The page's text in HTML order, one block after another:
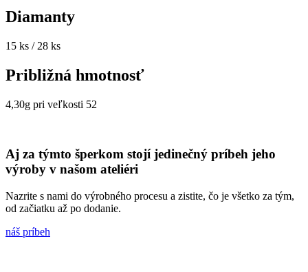
Diamanty
15 ks / 28 ks
Približná hmotnosť
4,30g pri veľkosti 52
Aj za týmto šperkom stojí jedinečný príbeh jeho
výroby v našom ateliéri
Nazrite s nami do výrobného procesu a zistite, čo je všetko za tým,
od začiatku až po dodanie.
náš príbeh